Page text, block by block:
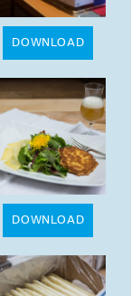
DOWNLOAD
DOWNLOAD